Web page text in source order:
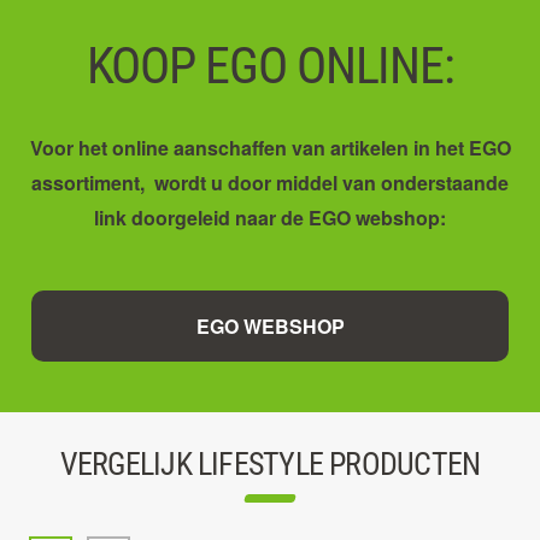
KOOP EGO ONLINE:
Voor het online aanschaffen van artikelen in het EGO
assortiment, wordt u door middel van onderstaande
link doorgeleid naar de EGO webshop:
EGO WEBSHOP
VERGELIJK LIFESTYLE PRODUCTEN